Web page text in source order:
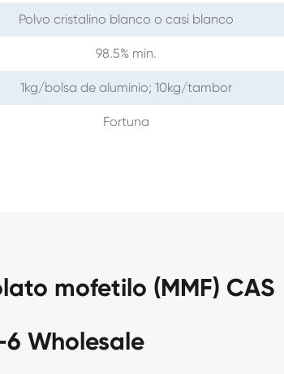
Polvo cristalino blanco o casi blanco
98.5% min.
1kg/bolsa de aluminio; 10kg/tambor
Fortuna
mofetilo (MMF) CAS
6 Wholesale